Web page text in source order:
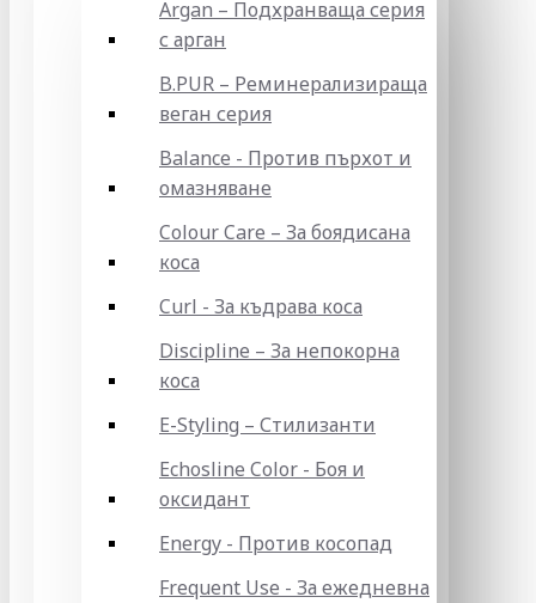
Argan – Подхранваща серия
с арган
B.PUR – Реминерализираща
веган серия
Balance - Против пърхот и
омазняване
Colour Care – За боядисана
коса
Curl - За къдрава коса
Discipline – За непокорна
коса
E-Styling – Стилизанти
Echosline Color - Боя и
оксидант
Energy - Против косопад
Frequent Use - За ежедневна